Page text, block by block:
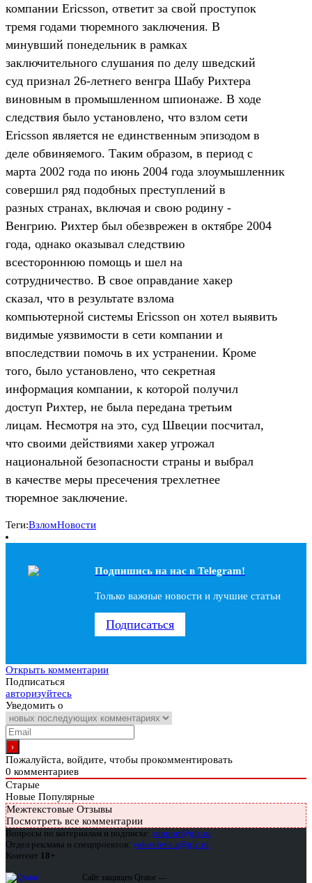
компании Ericsson, ответит за свой проступок
тремя годами тюремного заключения. В
минувший понедельник в рамках
заключительного слушания по делу шведский
суд признал 26-летнего венгра Шабу Рихтера
виновным в промышленном шпионаже. В ходе
следствия было установлено, что взлом сети
Ericsson является не единственным эпизодом в
деле обвиняемого. Таким образом, в период с
марта 2002 года по июнь 2004 года злоумышленник
совершил ряд подобных преступлений в
разных странах, включая и свою родину -
Венгрию. Рихтер был обезврежен в октябре 2004
года, однако оказывал следствию
всестороннюю помощь и шел на
сотрудничество. В свое оправдание хакер
сказал, что в результате взлома
компьютерной системы Ericsson он хотел выявить
видимые уязвимости в сети компании и
впоследствии помочь в их устранении. Кроме
того, было установлено, что секретная
информация компании, к которой получил
доступ Рихтер, не была передана третьим
лицам. Несмотря на это, суд Швеции посчитал,
что своими действиями хакер угрожал
национальной безопасности страны и выбрал
в качестве меры пресечения трехлетнее
тюремное заключение.
Теги:ВзломНовости
Подпишись на наc в Telegram!
Только важные новости и лучшие статьи
Подписаться
Открыть комментарии
Подписаться
авторизуйтесь
Уведомить о
Пожалуйста, войдите, чтобы прокомментировать
0 комментариев
Старые
Новые Популярные
Межтекстовые Отзывы
Посмотреть все комментарии
Вопросы по материалам и подписке: support@glc.ru
Отдел рекламы и спецпроектов: yakovleva.a@glc.ru
Контент 18+
Сайт защищен Qrator —